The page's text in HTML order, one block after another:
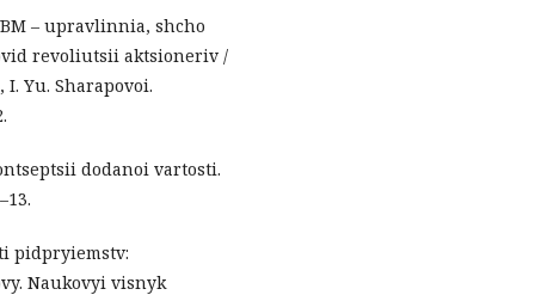
– upravlinnia, shcho
revoliutsii aktsioneriv /
I. Yu. Sharapovoi.
dodanoi vartosti.
pidpryiemstv:
Naukovyi visnyk